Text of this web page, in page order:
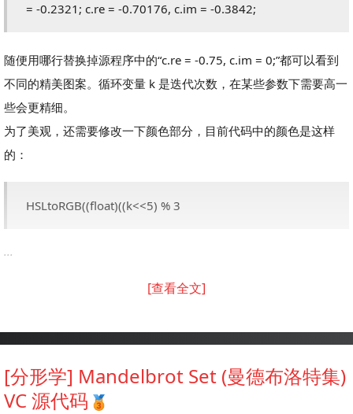
= -0.2321; c.re = -0.70176, c.im = -0.3842;
随便用哪行替换掉源程序中的“c.re = -0.75, c.im = 0;”都可以看到
不同的精美图案。循环变量 k 是迭代次数，在某些参数下需要高一
些会更精细。
为了美观，还需要修改一下颜色部分，目前代码中的颜色是这样
的：
HSLtoRGB((float)((k<<5) % 3
...
[查看全文]
[分形学] Mandelbrot Set (曼德布洛特集)
VC 源代码